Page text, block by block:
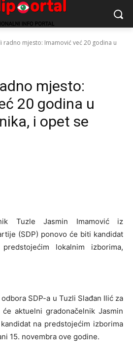
radno mjesto: Imamović već 20 godina u
mjesto:
20 godina u
i opet se
Tuzle Jasmin Imamović iz
(SDP) ponovo će biti kandidat
lokalnim izborima,
SDP-a u Tuzli Slađan Ilić za
aktuelni gradonačelnik Jasmin
na predstojećim izborima
15. novembra ove godine.